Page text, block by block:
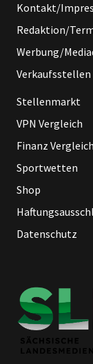
Kontakt/
Redaktion/
Werbung/
Verkaufsstellen
Stellenmarkt
VPN Vergleich
Finanz Vergleich
Sportwetten
Shop
Datenschutz